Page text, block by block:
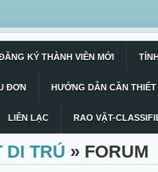
KÝ THÀNH VIÊN MỚI
ĐƠN HƯỚNG DẪN CẦN THIẾT
LIÊN LẠC RAO VẶT-
DI TRÚ » FORUM